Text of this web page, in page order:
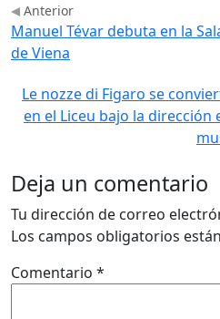
Anterior
Manuel Tévar debuta en la
de Viena
Le nozze di Figaro se
en el Liceu bajo la dirección
Deja un comentario
Tu dirección de correo
Los campos obligatorios
Comentario *